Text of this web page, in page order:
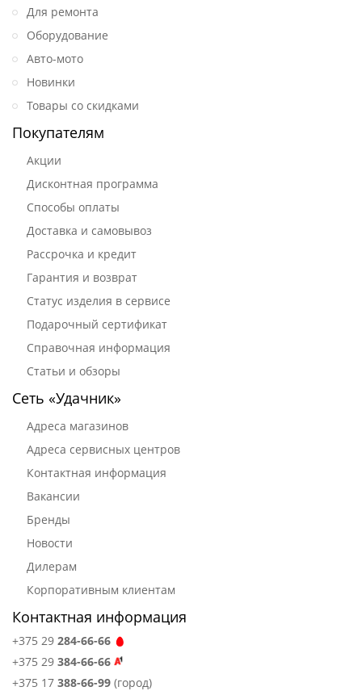
Для ремонта
Оборудование
Авто-мото
Новинки
Товары со скидками
Покупателям
Акции
Дисконтная программа
Способы оплаты
Доставка и самовывоз
Рассрочка и кредит
Гарантия и возврат
Статус изделия в сервисе
Подарочный сертификат
Справочная информация
Статьи и обзоры
Сеть «Удачник»
Адреса магазинов
Адреса сервисных центров
Контактная информация
Вакансии
Бренды
Новости
Дилерам
Корпоративным клиентам
Контактная информация
+375 29 284-66-66
+375 29 384-66-66
+375 17 388-66-99 (город)